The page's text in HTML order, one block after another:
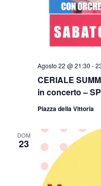
CERIALE
in concerto –
Agosto 22 @ 21:30 -
Piazza della Vittoria
DOM
23